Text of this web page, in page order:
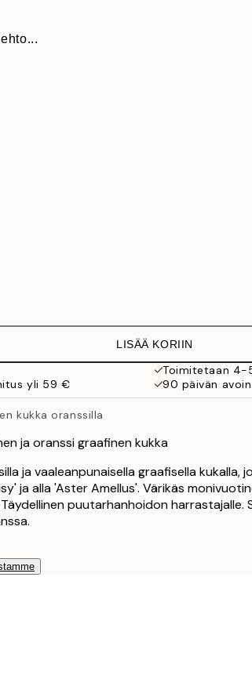
LISÄÄ KORIIN
Toimitetaan 4-
yli 59 €
90 päivän
kukka oranssilla
ja oranssi graafinen kukka
ja vaaleanpunaisella graafisella kukalla,
ja alla 'Aster Amellus'. Värikäs
Täydellinen puutarhanhoidon harrastajalle.